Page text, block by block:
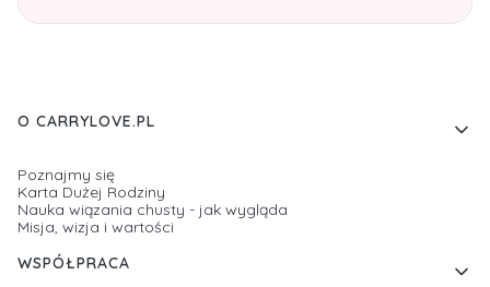
Linki w stopce
O CARRYLOVE.PL
Poznajmy się
Karta Dużej Rodziny
Nauka wiązania chusty - jak wygląda
Misja, wizja i wartości
WSPÓŁPRACA